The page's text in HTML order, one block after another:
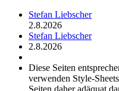
Stefan Liebscher
2.8.2026
Stefan Liebscher
2.8.2026
Diese Seiten
verwenden Style-
Seiten daher adäquat